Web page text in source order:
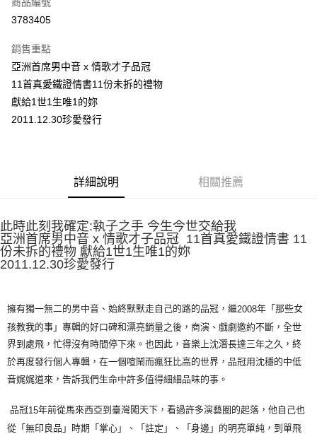
超商取貨付款
Apple Pay
悠遊付
Google Pay
全家取貨付款
每筆NT$65，滿NT$1,000(含以上)免運費
付款後全家取貨
7-11取貨付款
每筆NT$65，滿NT$1,000(含以上)免運費
付款後7-11取貨
每筆NT$65，滿NT$1,000(含以上)免運費
宅配
每筆NT$85，滿NT$1,000(含以上)免運費
3783405
銷售重點
亞洲首席男中音 x 情歌才子品冠
11首真愛鐵證情書11份未拆的禮物
獻給1世1生唯1的妳
2011.12.30珍愛發行
詳細說明 相關推薦
此時此刻我確定:執子之手 今生今世交給我
亞洲首席男中音 x 情歌才子品冠 11首真愛鐵證情書 11
份未拆的禮物 獻給1世1生唯1的妳
2011.12.30珍愛發行
擁有獨一無二的男中音、始終默默走自己的路的品冠，繼2008年「那些女
孩教我的事」專輯的好口碑和漂亮銷量之後，商演、戲劇邀約不斷，全世
界到處飛，忙得沒有時間停下來。也因此，音樂上沈潛長達三年之久，終
於再度發行個人專輯，在一個喧鬧而瘋狂比高的世界，品冠用沈穩的中低
音娓娓道來，告訴我們生命中許多值得細細品味的事。
品冠15年前從馬來西亞到臺灣闖天下，看過許多演藝圈的起落，他自己也
從「無印良品」時期「掌心」、「註定」、「身邊」的明亮單純，到單飛